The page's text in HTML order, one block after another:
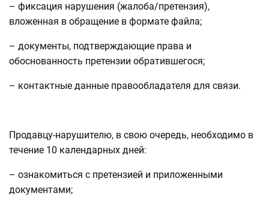
– фиксация нарушения (жалоба/претензия),
вложенная в обращение в формате файла;
– документы, подтверждающие права и
обоснованность претензии обратившегося;
– контактные данные правообладателя для связи.
Продавцу-нарушителю, в свою очередь, необходимо в
течение 10 календарных дней:
– ознакомиться с претензией и приложенными
документами;